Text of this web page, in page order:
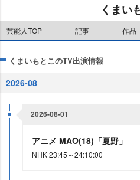
くまい
芸能人TOP 記事 作品
くまいもとこのTV出演情報
2026-08
2026-08-01
アニメ MAO(18)「夏野」
NHK 23:45～24:10:00